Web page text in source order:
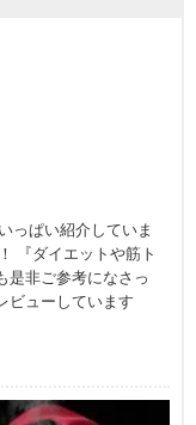
っぱい紹介していま
『ダイエットや筋ト
是非ご参考になさっ
ビューしています